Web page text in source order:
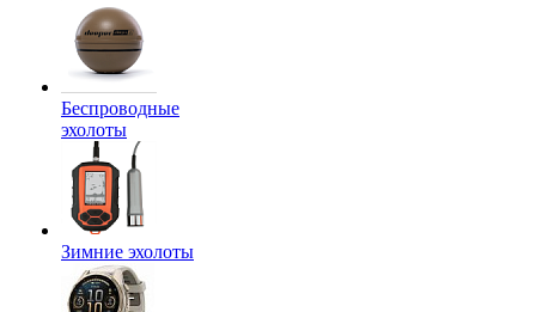
Беспроводные
эхолоты
Зимние эхолоты